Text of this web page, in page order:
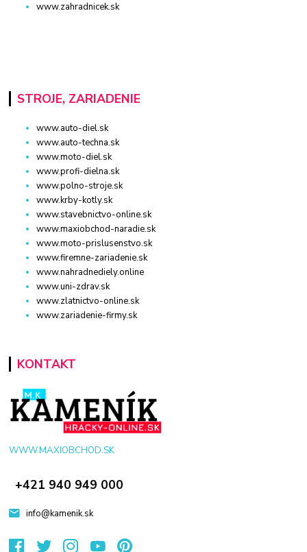
www.zahradnicek.sk
STROJE, ZARIADENIE
www.auto-diel.sk
www.auto-techna.sk
www.moto-diel.sk
www.profi-dielna.sk
www.polno-stroje.sk
www.krby-kotly.sk
www.stavebnictvo-online.sk
www.maxiobchod-naradie.sk
www.moto-prislusenstvo.sk
www.firemne-zariadenie.sk
www.nahradnediely.online
www.uni-zdrav.sk
www.zlatnictvo-online.sk
www.zariadenie-firmy.sk
KONTAKT
WWW.MAXIOBCHOD.SK
+421 940 949 000
info@kamenik.sk